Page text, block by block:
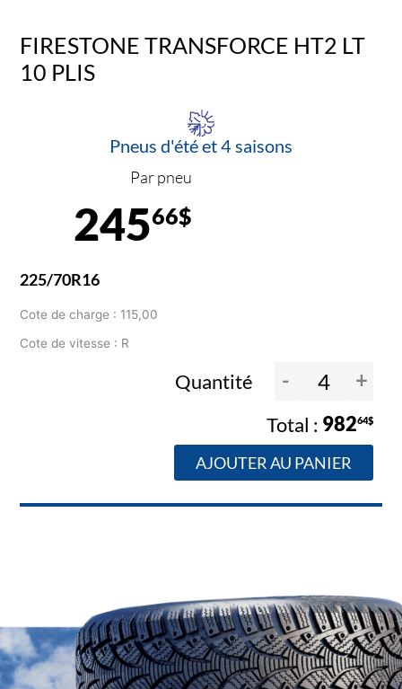
FIRESTONE TRANSFORCE HT2 LT
10 PLIS
Pneus d'été et 4 saisons
Par pneu
24566$
225/70R16
Cote de charge : 115,00
Cote de vitesse : R
Quantité - +
98264$
AJOUTER AU PANIER